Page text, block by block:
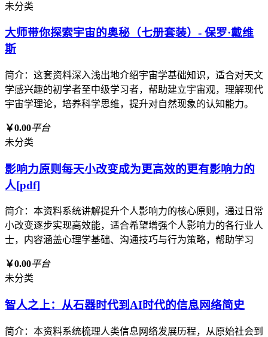
未分类
大师带你探索宇宙的奥秘（七册套装）- 保罗·戴维
斯
简介：这套资料深入浅出地介绍宇宙学基础知识，适合对天文
学感兴趣的初学者至中级学习者，帮助建立宇宙观，理解现代
宇宙学理论，培养科学思维，提升对自然现象的认知能力。
￥0.00平台
未分类
影响力原则每天小改变成为更高效的更有影响力的
人[pdf]
简介：本资料系统讲解提升个人影响力的核心原则，通过日常
小改变逐步实现高效能，适合希望增强个人影响力的各行业人
士，内容涵盖心理学基础、沟通技巧与行为策略，帮助学习
￥0.00平台
未分类
智人之上：从石器时代到AI时代的信息网络简史
简介：本资料系统梳理人类信息网络发展历程，从原始社会到